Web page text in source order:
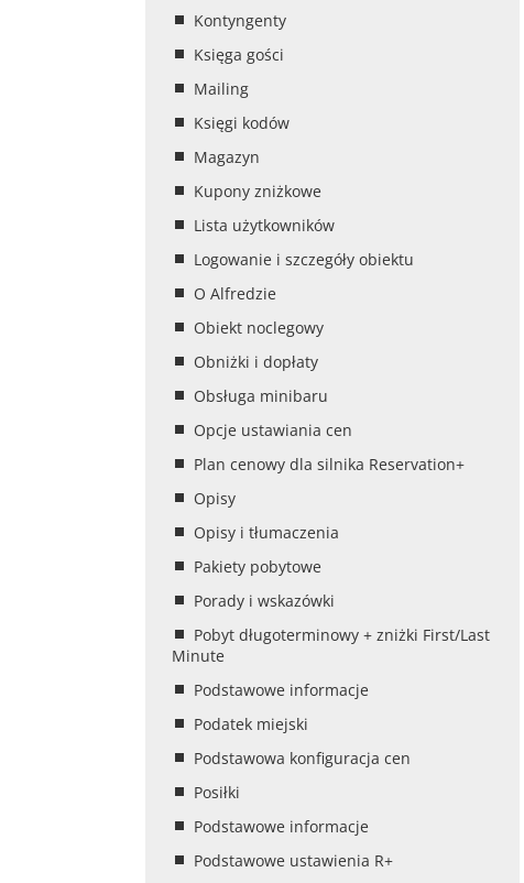
Kontyngenty
Księga gości
Mailing
Księgi kodów
Magazyn
Kupony zniżkowe
Lista użytkowników
Logowanie i szczegóły obiektu
O Alfredzie
Obiekt noclegowy
Obniżki i dopłaty
Obsługa minibaru
Opcje ustawiania cen
Plan cenowy dla silnika Reservation+
Opisy
Opisy i tłumaczenia
Pakiety pobytowe
Porady i wskazówki
Pobyt długoterminowy + zniżki First/Last
Minute
Podstawowe informacje
Podatek miejski
Podstawowa konfiguracja cen
Posiłki
Podstawowe informacje
Podstawowe ustawienia R+